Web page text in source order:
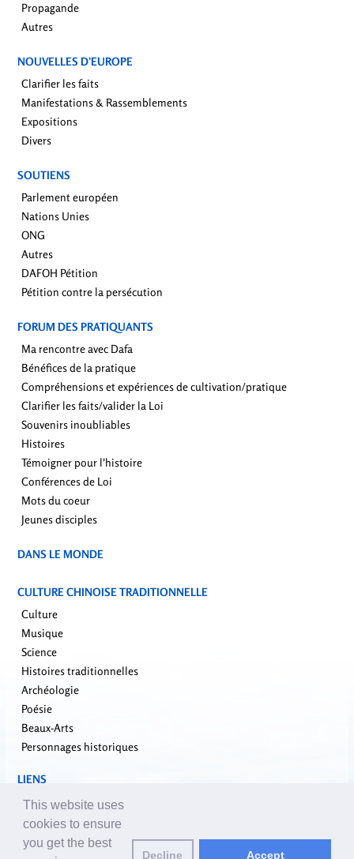
Propagande
Autres
NOUVELLES D’EUROPE
Clarifier les faits
Manifestations & Rassemblements
Expositions
Divers
SOUTIENS
Parlement européen
Nations Unies
ONG
Autres
DAFOH Pétition
Pétition contre la persécution
FORUM DES PRATIQUANTS
Ma rencontre avec Dafa
Bénéfices de la pratique
Compréhensions et expériences de cultivation/pratique
Clarifier les faits/valider la Loi
Souvenirs inoubliables
Histoires
Témoigner pour l'histoire
Conférences de Loi
Mots du coeur
Jeunes disciples
DANS LE MONDE
CULTURE CHINOISE TRADITIONNELLE
Culture
Musique
Science
Histoires traditionnelles
Archéologie
Poésie
Beaux-Arts
Personnages historiques
LIENS
falundafa.org
faluninfo.net
minghui.org
pureinsight.org
This website uses
cookies to ensure
you get the best
Decline Accept